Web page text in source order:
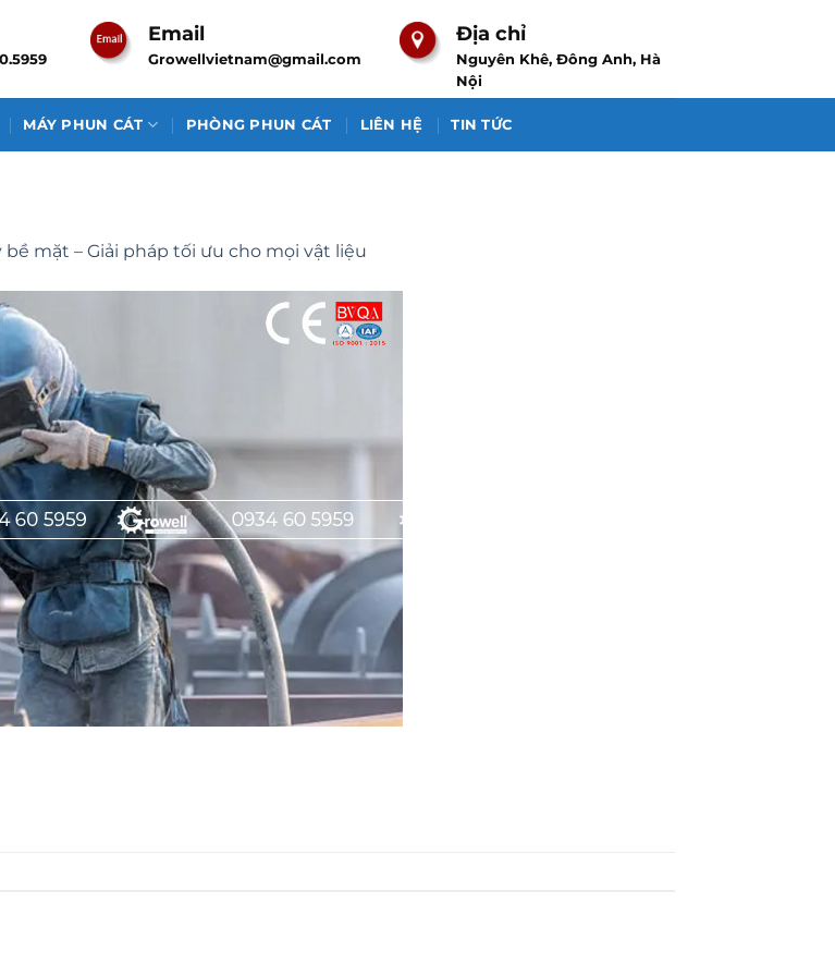
Email
Growellvietnam@gmail.com
Địa chỉ
Nguyên Khê, Đông Anh, Hà
Nội
MÁY PHUN CÁT PHÒNG PHUN CÁT LIÊN HỆ TIN TỨC
bề mặt – Giải pháp tối ưu cho mọi vật liệu